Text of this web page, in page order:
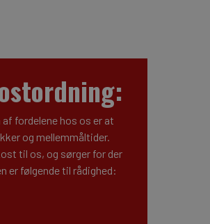
fordelene hos os er at
og mellemmåltider.
til os, og sørger for der
er følgende til rådighed: